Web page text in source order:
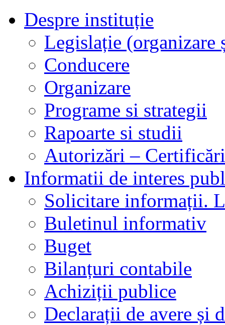
Despre instituție
Legislație
Conducere
Organizare
Programe si strategii
Rapoarte si studii
Autorizări –
Informatii de interes
Solicitare informații.
Buletinul informativ
Buget
Bilanțuri contabile
Achiziții publice
Declarații de avere și